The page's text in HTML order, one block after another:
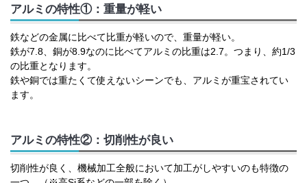
アルミの特性①：重量が軽い
鉄などの金属に比べて比重が軽いので、重量が軽い。
鉄が7.8、銅が8.9なのに比べてアルミの比重は2.7。つまり、約1/3
の比重となります。
鉄や銅では重たくて使えないシーンでも、アルミが重宝されてい
ます。
アルミの特性②：切削性が良い
切削性が良く、機械加工全般において加工がしやすいのも特徴の